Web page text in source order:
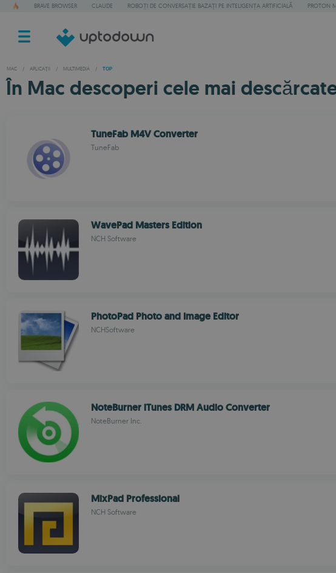
BRAVE BROWSER CLAUDE ROBOȚI DE CONVERSAȚIE BAZAȚI PE INTELIGENȚA ARTIFICIALĂ PROTON
MAC / APLICAȚII / MULTIMEDIA / TOP
În Mac descoperi cele mai
TuneFab M4V Converter
TuneFab
WavePad Masters Edition
NCH Software
PhotoPad Photo and Image Editor
NCHSoftware
NoteBurner iTunes DRM Audio Converter
NoteBurner Inc.
MixPad Professional
NCH Software